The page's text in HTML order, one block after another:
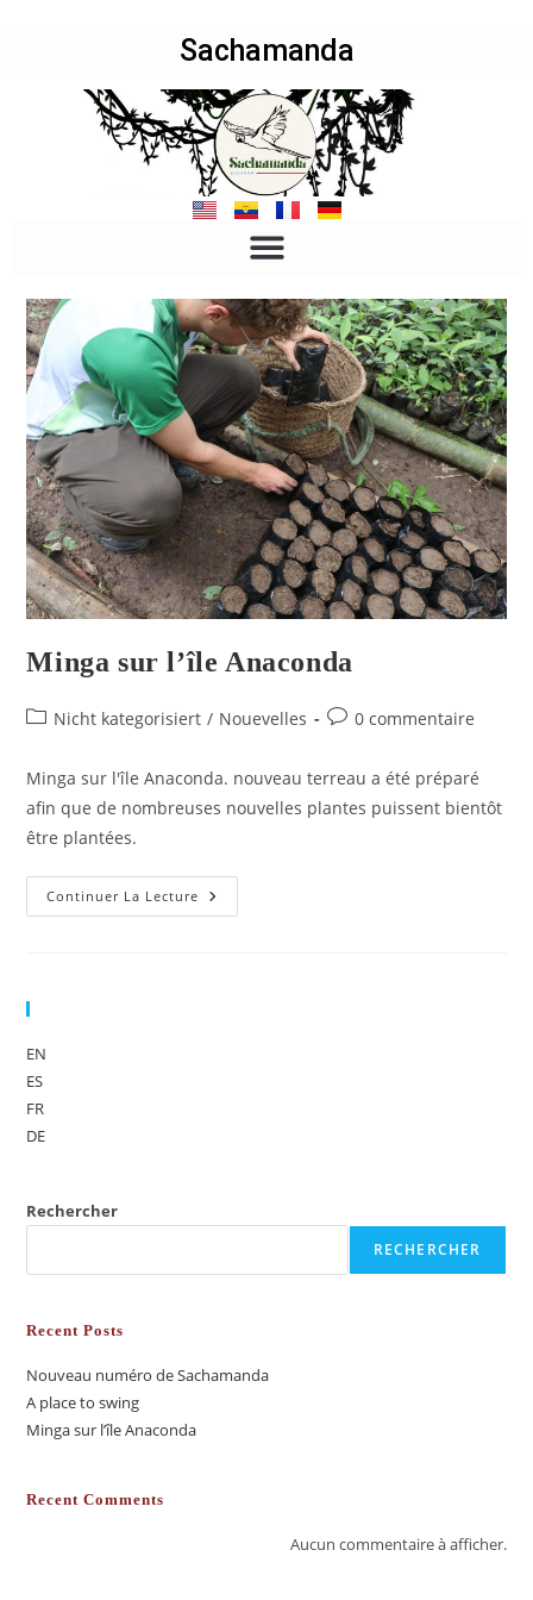
Sachamanda
Minga sur l’île Anaconda
Nicht kategorisiert / Nouevelles 0 commentaire
Minga sur l'île Anaconda. nouveau terreau a été préparé
afin que de nombreuses nouvelles plantes puissent bientôt
être plantées.
Continuer La Lecture
EN
ES
FR
DE
Rechercher
RECHERCHER
Recent Posts
Nouveau numéro de Sachamanda
A place to swing
Minga sur l’île Anaconda
Recent Comments
Aucun commentaire à afficher.